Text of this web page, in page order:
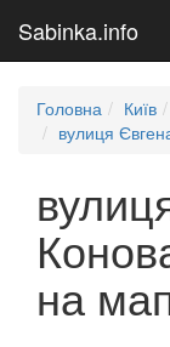
Sabinka.info
Головна Київ
вулиця
на